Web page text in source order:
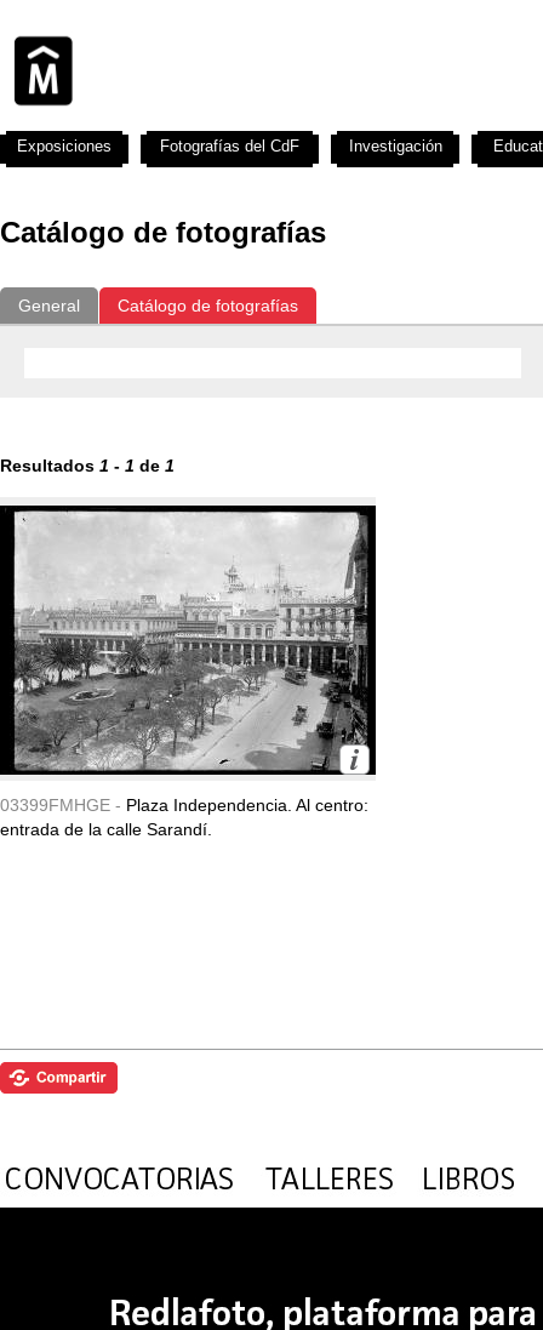
Catálogo de fotografías
General Catálogo de fotografías
Resultados 1 - 1 de 1
03399FMHGE - Plaza Independencia. Al centro:
entrada de la calle Sarandí.
Exposiciones Fotografías del CdF Investigación